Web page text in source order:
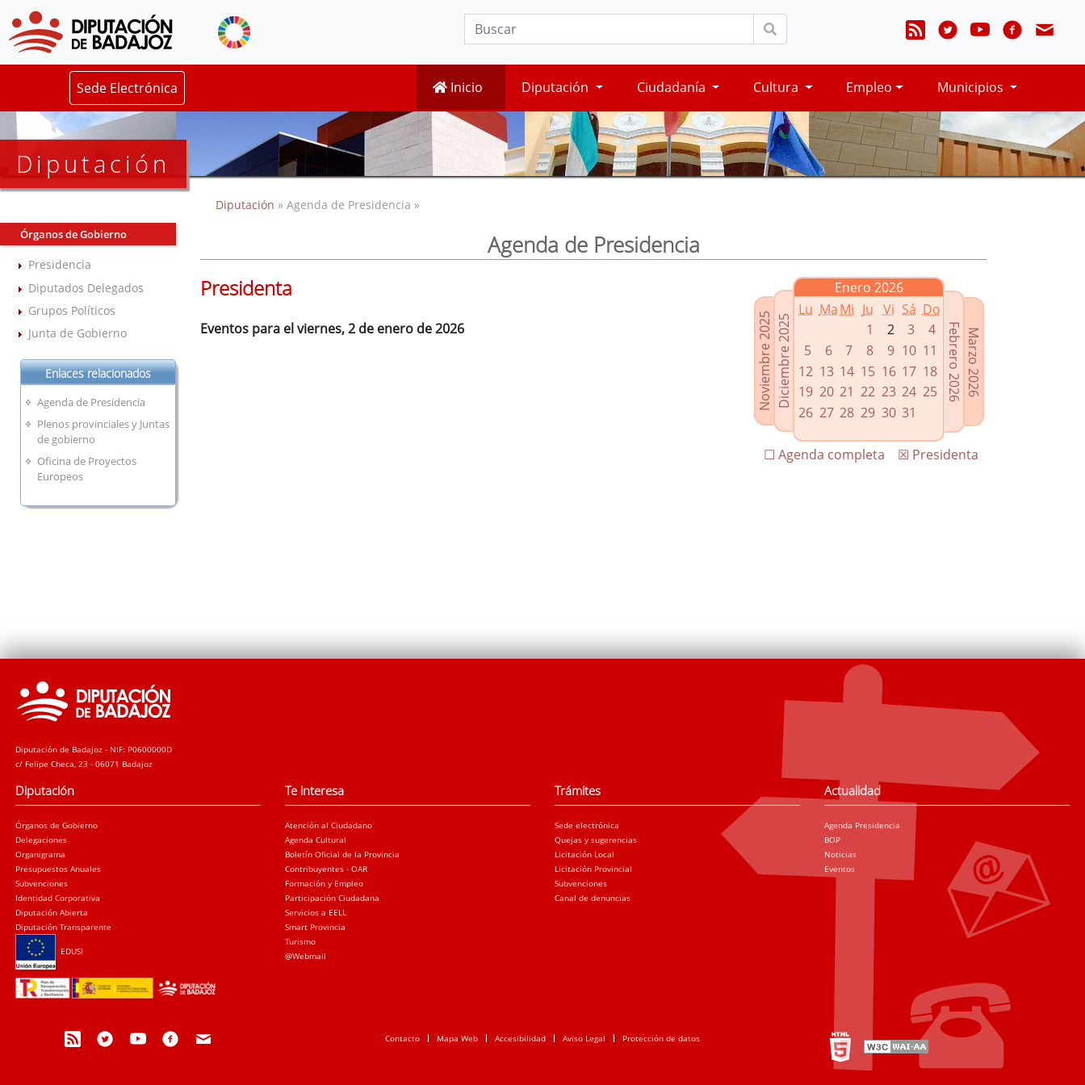
Sede Electrónica Inicio Diputación Ciudadanía Cultura Empleo Municipios
Diputación
Órganos de Gobierno
Presidencia
Diputados Delegados
Grupos Políticos
Junta de Gobierno
Enlaces relacionados
Agenda de Presidencia
Plenos provinciales y Juntas
de gobierno
Oficina de Proyectos
Europeos
Diputación » Agenda de Presidencia »
Agenda de Presidencia
Noviembre 2025Diciembre 2025
Enero 2026
Lu MaMi Ju Vi Sá Do
1
2 3
4
5
6 7 8 9 10 11
12 13 14 15 16 17 18
19 20 21 22 23 24 25
26 27 28 29 30 31
Marzo 2026
Febrero 2026
☒ Presidenta
☐ Agenda completa
Presidenta
Eventos para el viernes, 2 de enero de 2026
Diputación de Badajoz - NIF: P0600000D
c/ Felipe Checa, 23 - 06071 Badajoz
Diputación
Órganos de Gobierno
Delegaciones
Organigrama
Presupuestos Anuales
Subvenciones
Identidad Corporativa
Diputación Abierta
Diputación Transparente
EDUSI
Te interesa
Atención al Ciudadano
Agenda Cultural
Boletín Oficial de la Provincia
Contribuyentes - OAR
Formación y Empleo
Participación Ciudadana
Servicios a EELL
Smart Provincia
Turismo
@Webmail
Trámites
Sede electrónica
Quejas y sugerencias
Licitación Local
Licitación Provincial
Subvenciones
Canal de denuncias
Actualidad
Agenda Presidencia
BOP
Noticias
Eventos
Contacto Mapa Web Accesibilidad Aviso Legal Protección de datos